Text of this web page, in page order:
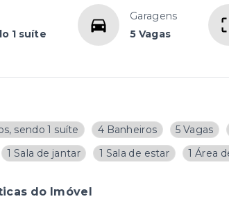
1 suíte
Garagens
5 Vagas
sendo 1 suíte 4 Banheiros 5 Vagas
1 Sala de jantar 1 Sala de estar 1 Área
do Imóvel